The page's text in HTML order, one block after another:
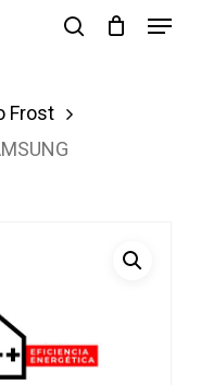
Menu
Frost